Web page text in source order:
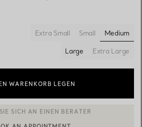
Extra Small Small
Medium
Large
Extra Large
WARENKORB LEGEN
KONTAKTIEREN ODER EINEN